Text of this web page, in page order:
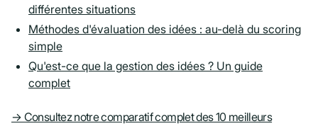
différentes situations
Méthodes d'évaluation des idées : au-delà du scoring
simple
Qu'est-ce que la gestion des idées ? Un guide
complet
→ Consultez notre comparatif complet des 10 meilleurs